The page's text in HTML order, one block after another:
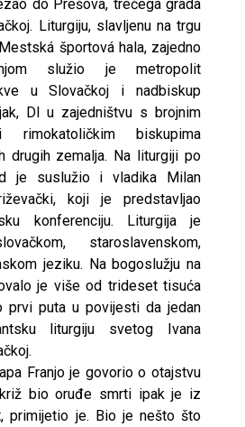
do Prešova, trećega grada
Liturgiju, slavljenu na trgu
športová hala, zajedno
služio je metropolit
u Slovačkoj i nadbiskup
DI u zajedništvu s brojnim
rimokatoličkim biskupima
drugih zemalja. Na liturgiji po
je suslužio i vladika Milan
koji je predstavljao
konferenciju. Liturgija je
staroslavenskom,
jeziku. Na bogoslužju na
je više od trideset tisuća
prvi puta u povijesti da jedan
liturgiju svetog Ivana
Franjo je govorio o otajstvu
bio oruđe smrti ipak je iz
primijetio je. Bio je nešto što